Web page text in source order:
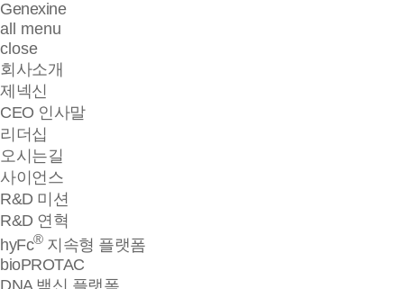
Genexine
all menu
close
회사소개
제넥신
CEO 인사말
리더십
오시는길
사이언스
R&D 미션
R&D 연혁
hyFc®지속형 플랫폼
bioPROTAC
DNA 백신 플랫폼